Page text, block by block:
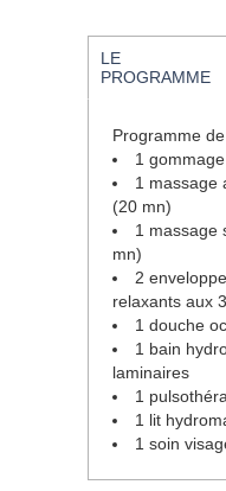
LE
PROGRAMME
Programme
1
1 massage
(20 mn)
1 massage
mn)
2
relaxants aux
1 douche
1 bain
laminaires
1
1 lit
1 soin